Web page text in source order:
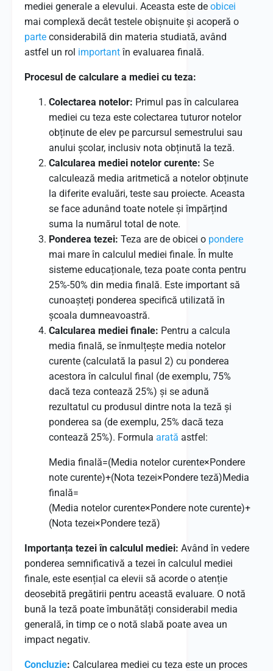
mediei generale a elevului. Aceasta este de obicei
mai complexă decât testele obișnuite și acoperă o
parte considerabilă din materia studiată, având
astfel un rol importantîn evaluarea finală.
Procesul de calculare a mediei cu teza:
Colectarea notelor: Primul pas în calcularea
mediei cu teza este colectarea tuturor notelor
obținute de elev pe parcursul semestrului sau
anului școlar, inclusiv nota obținută la teză.
Calcularea mediei notelor curente: Se
calculează media aritmetică a notelor obținute
la diferite evaluări, teste sau proiecte. Aceasta
se face adunând toate notele și împărțind
suma la numărul total de note.
Ponderea tezei: Teza are de obicei o pondere
mai mare în calculul mediei finale. În multe
sisteme educaționale, teza poate conta pentru
25%-50% din media finală. Este important să
cunoașteți ponderea specifică utilizată în
școala dumneavoastră.
Calcularea mediei finale: Pentru a calcula
media finală, se înmulțește media notelor
curente (calculată la pasul 2) cu ponderea
acestora în calculul final (de exemplu, 75%
dacă teza contează 25%) și se adună
rezultatul cu produsul dintre nota la teză și
ponderea sa (de exemplu, 25% dacă teza
contează 25%). Formula arată astfel:
Media finală=(Media notelor curente×Pondere
note curente)+(Nota tezei×Pondere teză)Media
finală=
(Media notelor curente×Pondere note curente)+
(Nota tezei×Pondere teză)
Importanța tezei în calculul mediei: Având în vedere
ponderea semnificativă a tezei în calculul mediei
finale, este esențial ca elevii să acorde o atenție
deosebită pregătirii pentru această evaluare. O notă
bună la teză poate îmbunătăți considerabil media
generală, în timp ce o notă slabă poate avea un
impact negativ.
Concluzie: Calcularea mediei cu teza este un proces